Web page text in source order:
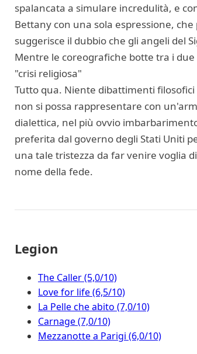
spalancata a simulare incredulità, e
Bettany con una sola espressione,
suggerisce il dubbio che gli angeli del
Mentre le coreografiche botte tra i
"crisi religiosa"
Tutto qua. Niente dibattimenti
non si possa rappresentare con
dialettica, nel più ovvio
preferita dal governo degli Stati Uniti
una tale tristezza da far venire voglia
nome della fede.
Legion
The Caller (5,0/10)
Love for life (6,5/10)
La Pelle che abito (7,0/10)
Carnage (7,0/10)
Mezzanotte a Parigi (6,0/10)